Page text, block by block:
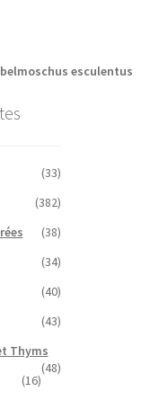
esculentus
(33)
(382)
(38)
(34)
(40)
(43)
Thyms
(48)
(16)